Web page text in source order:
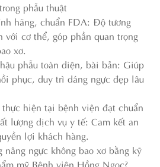
phẫu thuật
hãng, chuẩn FDA: Độ tương
cơ thể, góp phần quan trọng
xơ.
phẫu toàn diện, bài bản: Giúp
phục, duy trì dáng ngực đẹp lâu
hiện tại bệnh viện đạt chuẩn
lượng dịch vụ y tế: Cam kết an
lợi khách hàng.
nâng ngực không bao xơ bằng kỹ
mỹ Bệnh viện Hồng Ngọc?